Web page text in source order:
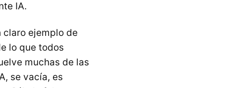
IA.
claro ejemplo de
lo que todos
muchas de las
se vacía, es